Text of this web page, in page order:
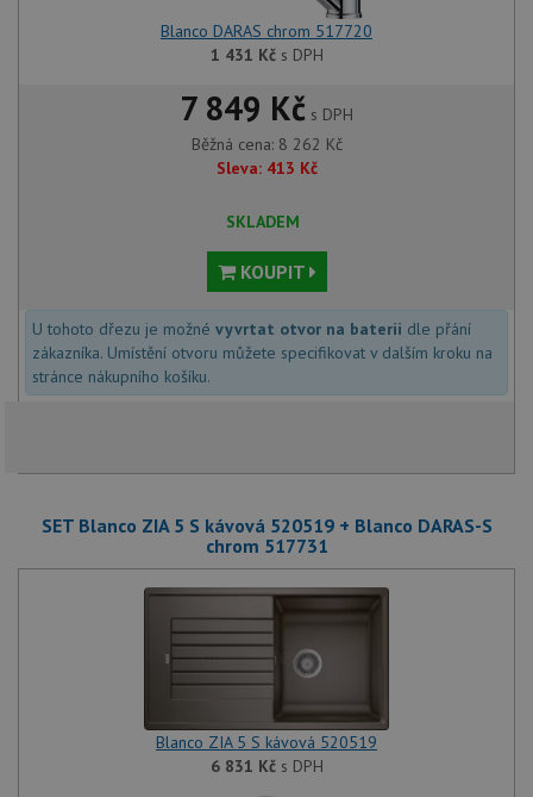
Blanco DARAS chrom 517720
1 431 Kčs DPH
7 849 Kč s DPH
Běžná cena: 8 262 Kč
Sleva: 413 Kč
SKLADEM
KOUPIT
U tohoto dřezu je možné vyvrtat otvor na baterii dle přání
zákazníka. Umístění otvoru můžete specifikovat v dalším kroku na
stránce nákupního košíku.
SET Blanco ZIA 5 S kávová 520519 + Blanco DARAS-S
chrom 517731
Blanco ZIA 5 S kávová 520519
6 831 Kčs DPH